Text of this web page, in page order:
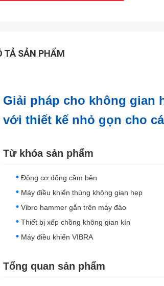
TẢ SẢN PHẨM
Giải pháp cho không gian
với thiết kế nhỏ gọn cho
Từ khóa sản phẩm
Động cơ đống cầm bên
Máy điều khiển thùng không gian hẹp
Vibro hammer gắn trên máy đào
Thiết bị xếp chồng không gian kín
Máy điều khiển VIBRA
Tổng quan sản phẩm